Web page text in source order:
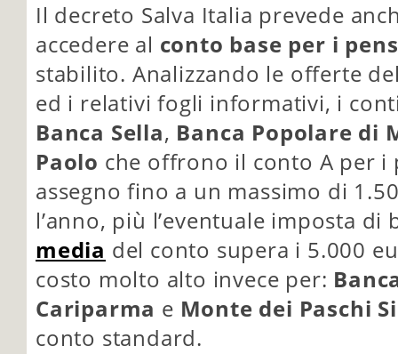
Il decreto Salva Italia prevede
accedere al conto base per i
stabilito. Analizzando le offerte
ed i relativi fogli informativi, i
Banca Sella, Banca Popolare di
Paolo che offrono il conto A per i
assegno fino a un massimo di
l’anno, più l’eventuale imposta di
media del conto supera i 5.000
costo molto alto invece per:
Cariparma e Monte dei Paschi
conto standard.